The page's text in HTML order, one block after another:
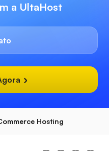
a UltaHost
Hosting